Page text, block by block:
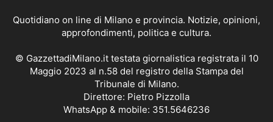
Quotidiano on line di Milano e provincia. Notizie, opinioni,
approfondimenti, politica e cultura.
© GazzettadiMilano.it testata giornalistica registrata il 10
Maggio 2023 al n.58 del registro della Stampa del
Tribunale di Milano.
Direttore: Pietro Pizzolla
WhatsApp & mobile: 351.5646236